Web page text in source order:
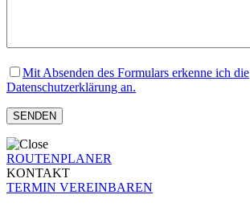
Mit Absenden des Formulars erkenne ich die
Datenschutzerklärung an.
ROUTENPLANER
KONTAKT
TERMIN VEREINBAREN